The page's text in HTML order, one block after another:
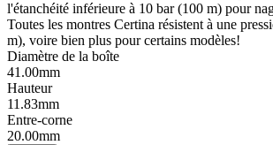
l'étanchéité inférieure à 10 bar (100 m) pour
Toutes les montres Certina résistent à une
m), voire bien plus pour certains modèles!
Diamètre de la boîte
41.00mm
Hauteur
11.83mm
Entre-corne
20.00mm